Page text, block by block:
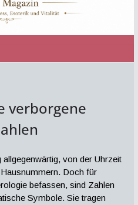
verborgene
von der Uhrzeit
Doch für
befassen, sind Zahlen
Symbole. Sie tragen